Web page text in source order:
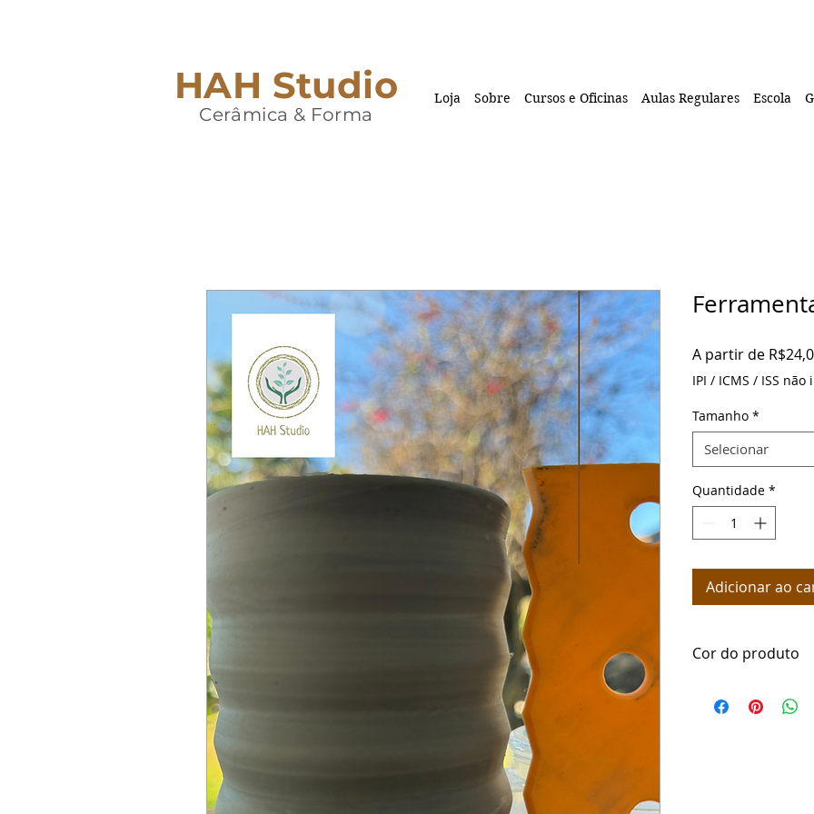
HAH Studio
Cerâmica & Forma
Loja Sobre Cursos e Oficinas Aulas Regulares Escola
A partir de
IPI / ICMS / ISS não
Tamanho *
Selecionar
Quantidade *
Adicionar ao
Cor do produto
feitos em cores